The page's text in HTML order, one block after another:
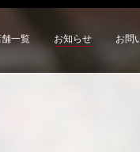
一覧 お知らせ お問